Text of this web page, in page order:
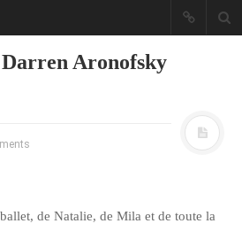
Aronofsky
de Natalie, de Mila et de toute la